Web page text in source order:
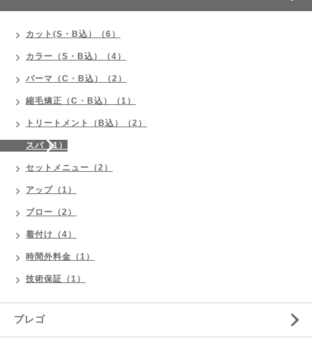
カット(S・B込）（6）
カラー（S・B込）（4）
パーマ（C・B込）（2）
縮毛矯正（C・B込）（1）
トリートメント（B込）（2）
スパ（1）
セットメニュー（2）
アップ（1）
ブロー（2）
着付け（4）
時間外料金（1）
技術保証（1）
プレゴ